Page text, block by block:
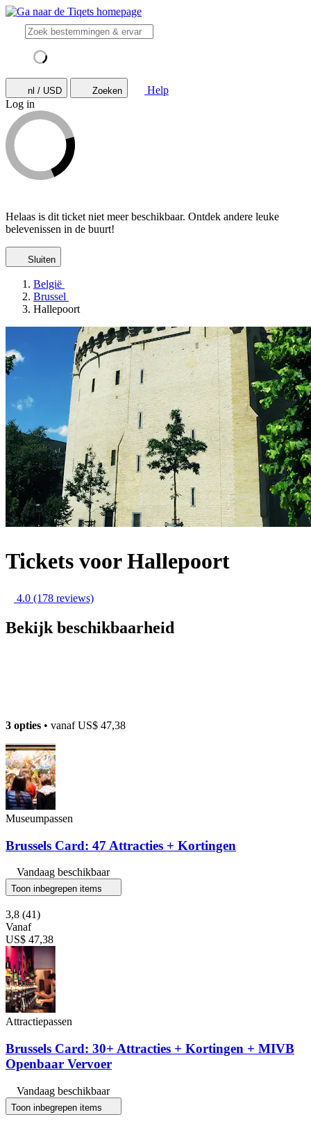
nl / USD Zoeken
Help
Log in
Helaas is dit ticket niet meer beschikbaar. Ontdek andere leuke
belevenissen in de buurt!
Sluiten
België
Brussel
Hallepoort
Tickets voor Hallepoort
4.0 (178 reviews)
Bekijk beschikbaarheid
3 opties • vanafUS$ 47,38
Museumpassen
Brussels Card: 47 Attracties + Kortingen
Vandaag beschikbaar
Toon inbegrepen items
3,8 (41)
Vanaf
US$ 47,38
Attractiepassen
Brussels Card: 30+ Attracties + Kortingen + MIVB
Openbaar Vervoer
Vandaag beschikbaar
Toon inbegrepen items